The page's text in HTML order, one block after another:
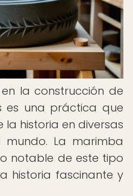
la construcción de
es una práctica que
historia en diversas
La marimba
notable de este tipo
historia fascinante y